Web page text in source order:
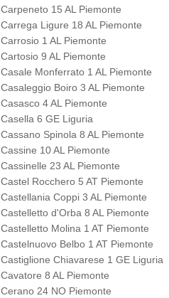
Carpeneto 15 AL Piemonte
Carrega Ligure 18 AL Piemonte
Carrosio 1 AL Piemonte
Cartosio 9 AL Piemonte
Casale Monferrato 1 AL Piemonte
Casaleggio Boiro 3 AL Piemonte
Casasco 4 AL Piemonte
Casella 6 GE Liguria
Cassano Spinola 8 AL Piemonte
Cassine 10 AL Piemonte
Cassinelle 23 AL Piemonte
Castel Rocchero 5 AT Piemonte
Castellania Coppi 3 AL Piemonte
Castelletto d'Orba 8 AL Piemonte
Castelletto Molina 1 AT Piemonte
Castelnuovo Belbo 1 AT Piemonte
Castiglione Chiavarese 1 GE Liguria
Cavatore 8 AL Piemonte
Cerano 24 NO Piemonte